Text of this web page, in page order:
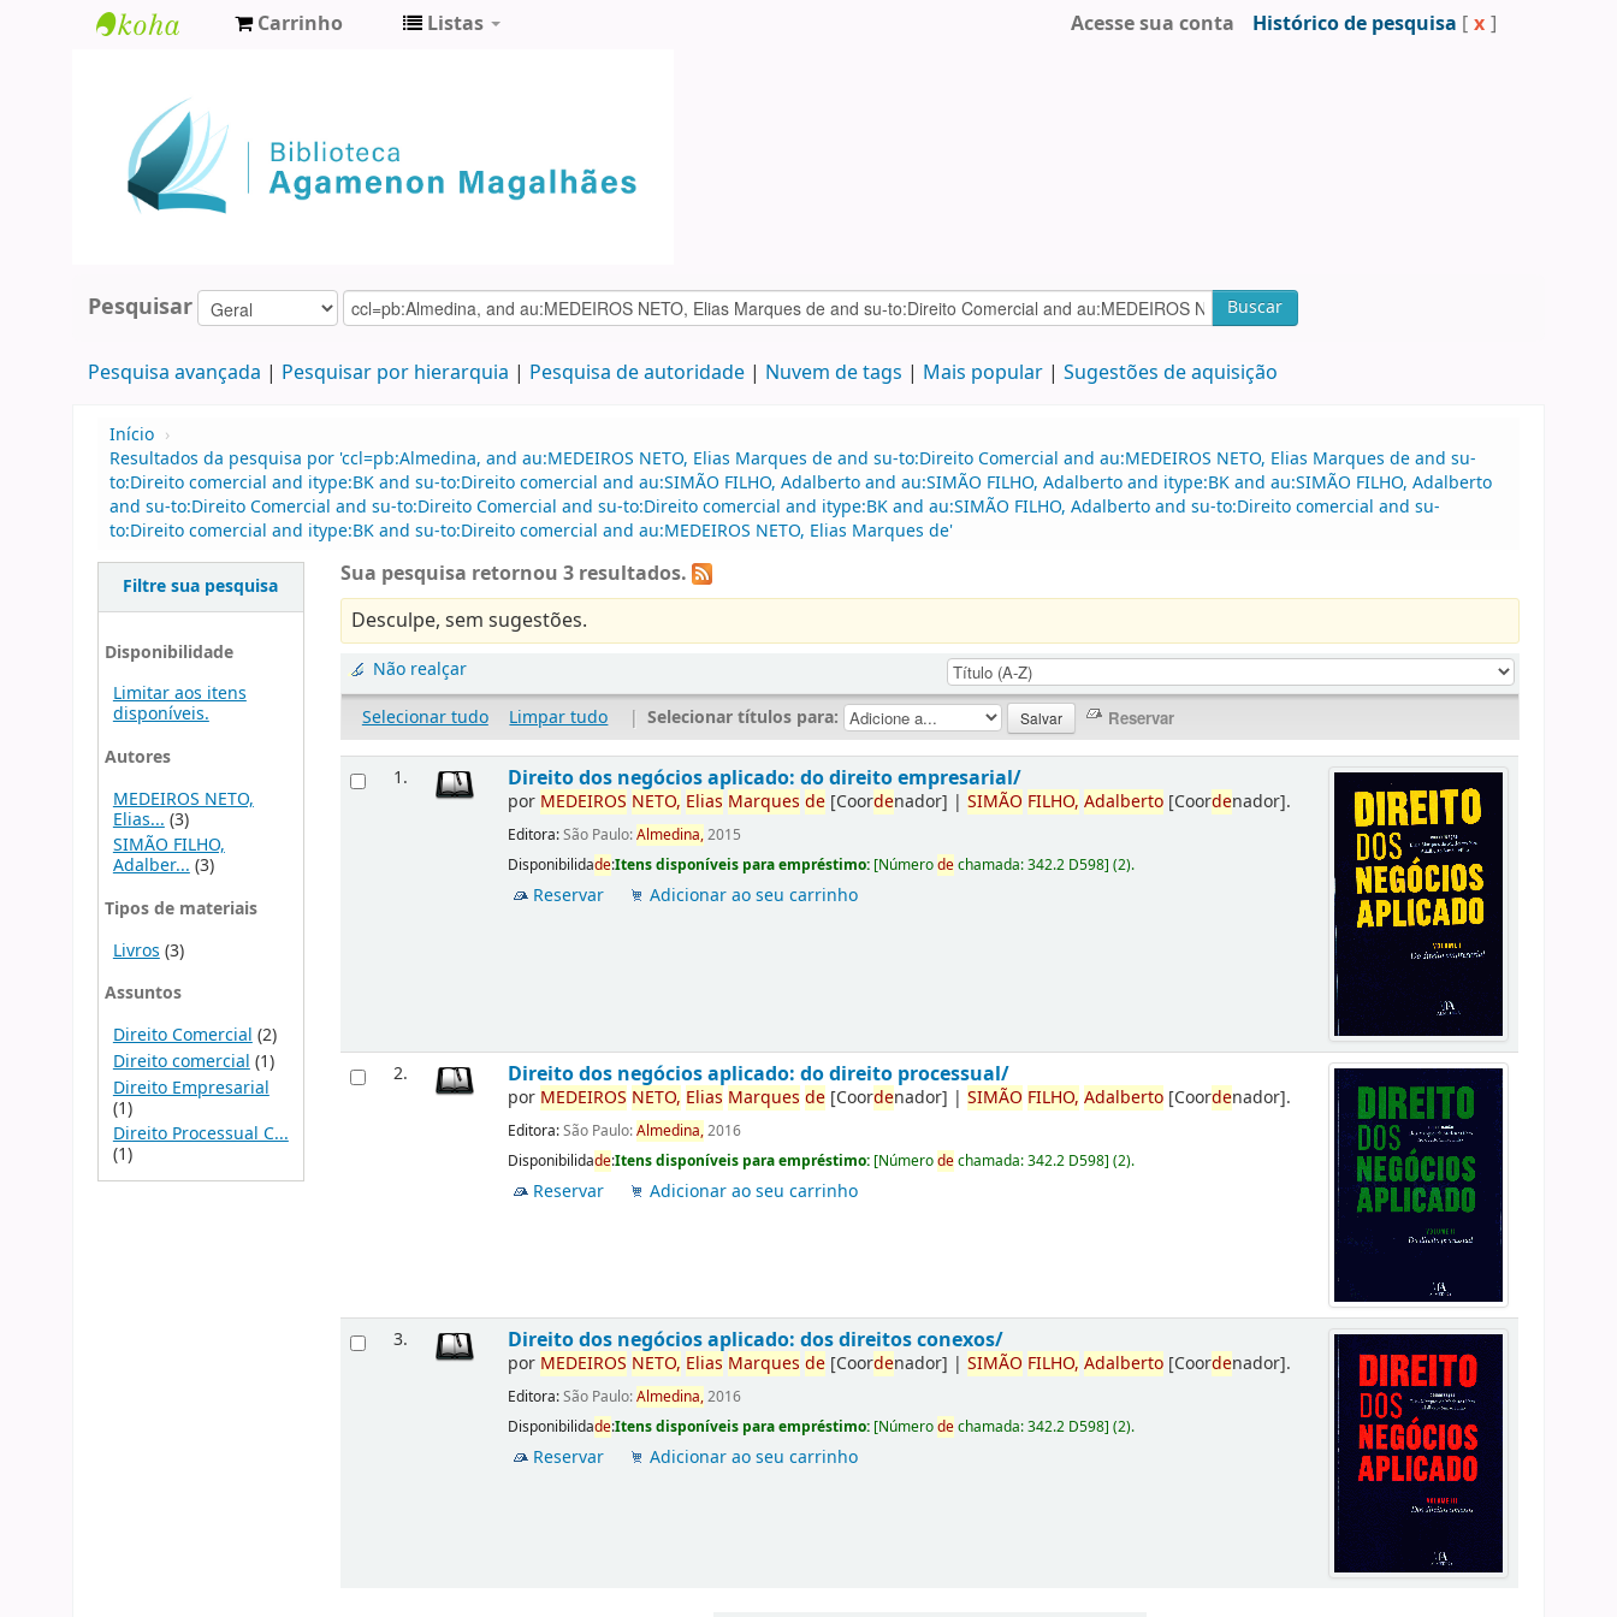
Agamenon
Magalhães
Carrinho Listas Acesse sua conta Histórico de pesquisa [ x ]
Pesquisar Buscar
Pesquisa avançada Pesquisar por hierarquia Pesquisa de autoridade Nuvem de tags Mais popular Sugestões de aquisição
Início ›
Resultados da pesquisa por 'ccl=pb:Almedina, and au:MEDEIROS NETO, Elias Marques de and su-to:Direito Comercial and au:MEDEIROS NETO, Elias Marques de and su-
to:Direito comercial and itype:BK and su-to:Direito comercial and au:SIMÃO FILHO, Adalberto and au:SIMÃO FILHO, Adalberto and itype:BK and au:SIMÃO FILHO, Adalberto
and su-to:Direito Comercial and su-to:Direito Comercial and su-to:Direito comercial and itype:BK and au:SIMÃO FILHO, Adalberto and su-to:Direito comercial and su-
to:Direito comercial and itype:BK and su-to:Direito comercial and au:MEDEIROS NETO, Elias Marques de'
Filtre sua pesquisa
Disponibilidade
Limitar aos itens
disponíveis.
Autores
MEDEIROS NETO,
Elias... (3)
SIMÃO FILHO,
Adalber...(3)
Tipos de materiais
Livros (3)
Assuntos
Direito Comercial (2)
Direito comercial (1)
Direito Empresarial
(1)
Direito Processual C...
(1)
Sua pesquisa retornou 3 resultados.
Desculpe, sem sugestões.
Não realçar
Selecionar tudo
Limpar tudo | Selecionar títulos para:
1. Direito dos negócios aplicado: do direito empresarial/
por MEDEIROS NETO, Elias Marques de [Coordenador] |SIMÃO FILHO, Adalberto [Coordenador].
Editora:São Paulo:Almedina,2015
Disponibilidade:Itens disponíveis para empréstimo: [Númerodechamada:342.2 D598](2).
Reservar Adicionar ao seu carrinho
2. Direito dos negócios aplicado: do direito processual/
por MEDEIROS NETO, Elias Marques de [Coordenador] |SIMÃO FILHO, Adalberto [Coordenador].
Editora:São Paulo:Almedina,2016
Disponibilidade:Itens disponíveis para empréstimo: [Númerodechamada:342.2 D598](2).
Reservar Adicionar ao seu carrinho
3. Direito dos negócios aplicado: dos direitos conexos/
por MEDEIROS NETO, Elias Marques de [Coordenador] |SIMÃO FILHO, Adalberto [Coordenador].
Editora:São Paulo:Almedina,2016
Disponibilidade:Itens disponíveis para empréstimo: [Númerodechamada:342.2 D598](2).
Reservar Adicionar ao seu carrinho